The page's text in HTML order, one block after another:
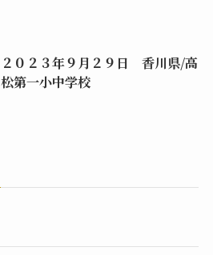
２０２３年９月２９日 香川県/高
松第一小中学校